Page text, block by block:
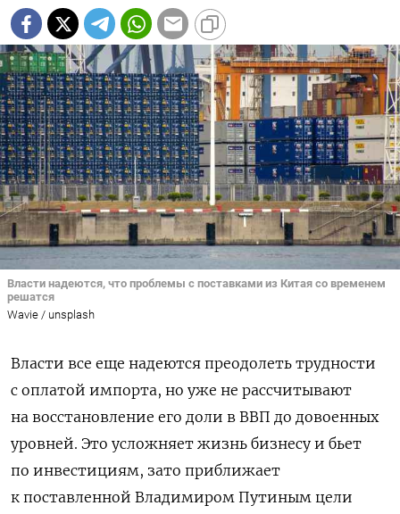
Власти надеются, что проблемы с поставками из Китая со временем
решатся
Wavie / unsplash
Власти все еще надеются преодолеть трудности
с оплатой импорта, но уже не рассчитывают
на восстановление его доли в ВВП до довоенных
уровней. Это усложняет жизнь бизнесу и бьет
по инвестициям, зато приближает
к поставленной Владимиром Путиным цели